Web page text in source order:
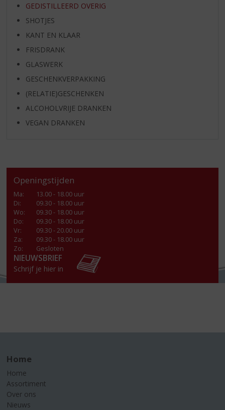
GEDISTILLEERD OVERIG
SHOTJES
KANT EN KLAAR
FRISDRANK
GLASWERK
GESCHENKVERPAKKING
(RELATIE)GESCHENKEN
ALCOHOLVRIJE DRANKEN
VEGAN DRANKEN
Openingstijden
Ma:
13.00 - 18.00 uur
Di:
09.30 - 18.00 uur
Wo:
09.30 - 18.00 uur
Do:
09.30 - 18.00 uur
Vr:
09.30 - 20.00 uur
Za:
09.30 - 18.00 uur
Zo:
Gesloten
NIEUWSBRIEF
Schrijf je hier in
Home
Home
Assortiment
Over ons
Nieuws